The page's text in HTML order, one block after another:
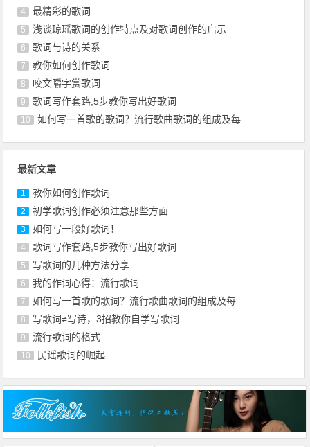
4 最精彩的歌词
5 浅谈琼瑶歌词的创作特点及对歌词创作的启示
6 歌词与诗的关系
7 教你如何创作歌词
8 咬文嚼字赏歌词
9 歌词写作套路,5步教你写出好歌词
10 如何写一首歌的歌词？流行歌曲歌词的组成及每
最新文章
1 教你如何创作歌词
2 初学歌词创作必须注意那些方面
3 如何写一段好歌词！
4 歌词写作套路,5步教你写出好歌词
5 写歌词的几种方法分享
6 我的作词心得：流行歌词
7 如何写一首歌的歌词？流行歌曲歌词的组成及每
8 写歌词≠写诗，3招教你自学写歌词
9 流行歌词的格式
10 民谣歌词的崛起